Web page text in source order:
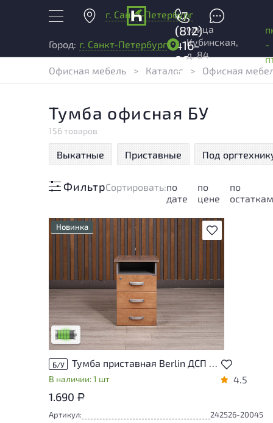
г. Санкт-Петербург
+7
(812)
416-
96-
99
Город: г. Санкт-Петербург
улица
Кубинская,
д. 84
-
Офисная мебель
> Каталог > Офисная
Тумба офисная БУ
156 товаров
Выкатные Приставные Под
ФильтрCортировать:по
дате
по
цене
по
В избранное
Новинка
У товара присутствуют незначительные
следы эксплуатации, не влияющие на
удобство его использования
Низкая степень износа
Б/У Тумба приставная Berlin ДСП Ольха Россия
В наличии: 1 шт 4.5
1.690 Р
Артикул:
242526-20045